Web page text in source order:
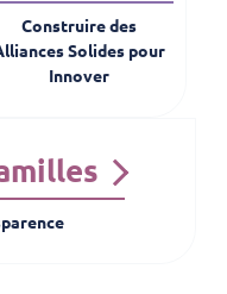
Construire des
Solides pour
Innover